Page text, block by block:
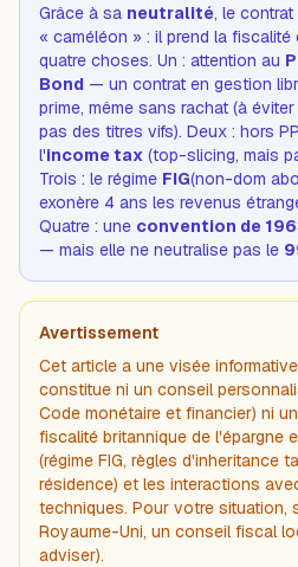
Grâce à sa neutralité, le
« caméléon » : il prend la
quatre choses. Un : attention au
Bond — un contrat en gestion
prime, même sans rachat (à
pas des titres vifs). Deux : hors
l'income tax (top-slicing, mais
Trois : le régime FIG(non-dom
exonère 4 ans les revenus
Quatre : une convention de
— mais elle ne neutralise pas le
Avertissement
Cet article a une visée
constitue ni un conseil
Code monétaire et financier) ni
fiscalité britannique de l'épargne
(régime FIG, règles d'inheritance
résidence) et les interactions
techniques. Pour votre situation,
Royaume-Uni, un conseil fiscal
adviser).